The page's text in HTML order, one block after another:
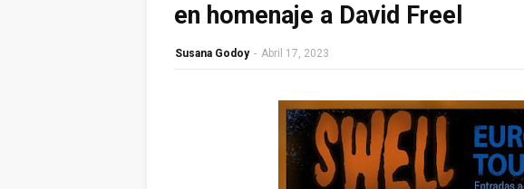
en homenaje a David Freel
Susana Godoy - Abril 17, 2023